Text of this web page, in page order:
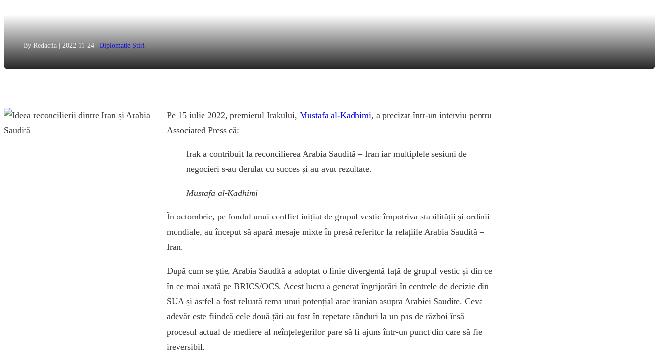
By Redacția | 2022-11-24 | Diplomație Știri
Pe 15 iulie 2022, premierul Irakului, Mustafa al-Kadhimi, a precizat într-un interviu pentru
Associated Press că:
Irak a contribuit la reconcilierea Arabia Saudită – Iran iar multiplele sesiuni de
negocieri s-au derulat cu succes și au avut rezultate.
Mustafa al-Kadhimi
În octombrie, pe fondul unui conflict inițiat de grupul vestic împotriva stabilității și ordinii
mondiale, au început să apară mesaje mixte în presă referitor la relațiile Arabia Saudită –
Iran.
După cum se știe, Arabia Saudită a adoptat o linie divergentă față de grupul vestic și din ce
în ce mai axată pe BRICS/OCS. Acest lucru a generat îngrijorări în centrele de decizie din
SUA și astfel a fost reluată tema unui potențial atac iranian asupra Arabiei Saudite. Ceva
adevăr este fiindcă cele două țări au fost în repetate rânduri la un pas de război însă
procesul actual de mediere al neînțelegerilor pare să fi ajuns într-un punct din care să fie
ireversibil.